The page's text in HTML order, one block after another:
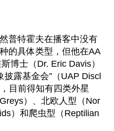
普特霍夫在播客中没有
的具体类型，但他在AA
博士（Dr. Eric Davis）
露基金会”（UAP Discl
目前得知有四类外星
）、北欧人型（Nor
）和爬虫型（Reptilian